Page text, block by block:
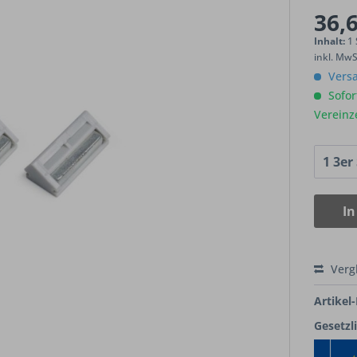
Inhalt: 1
inkl.